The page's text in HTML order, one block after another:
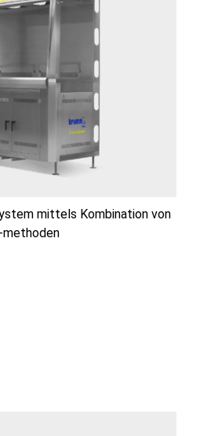
mittels Kombination von
methoden